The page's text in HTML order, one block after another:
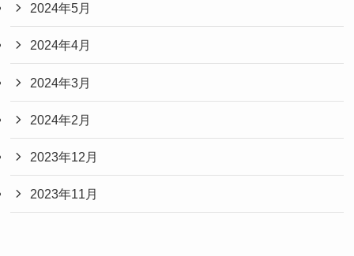
2024年5月
2024年4月
2024年3月
2024年2月
2023年12月
2023年11月